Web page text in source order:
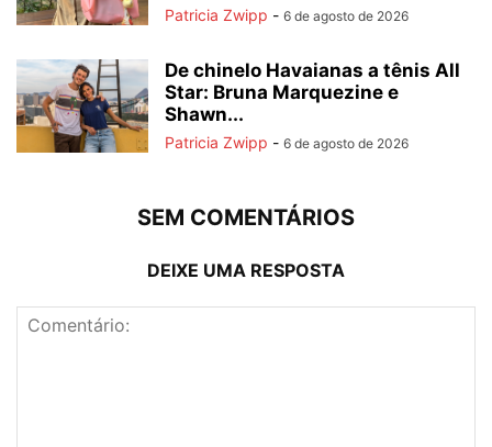
Patricia Zwipp - 6 de agosto de 2026
De chinelo Havaianas a tênis All
Star: Bruna Marquezine e
Shawn...
Patricia Zwipp - 6 de agosto de 2026
SEM COMENTÁRIOS
DEIXE UMA RESPOSTA